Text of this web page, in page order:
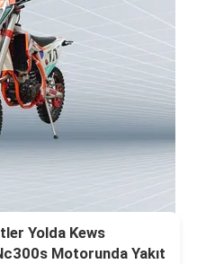
Yolda Kews
Motorunda Yakıt